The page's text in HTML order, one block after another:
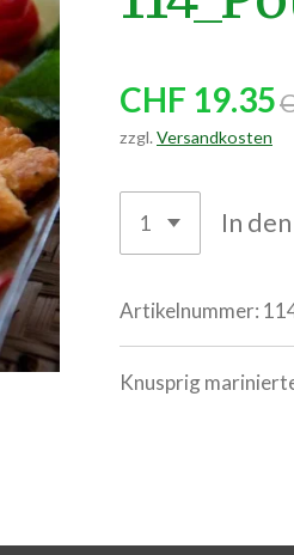
CHF 19.35
zzgl. Versandkosten
In
Artikelnummer:
Knusprig